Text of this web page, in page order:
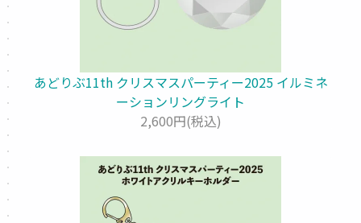
あどりぶ11th クリスマスパーティー2025 イルミネ
ーションリングライト
2,600円(税込)